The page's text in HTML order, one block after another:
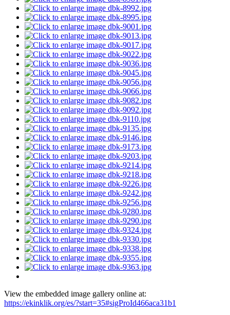
View the embedded image gallery online at:
https://ekinklik.org/es/?start=35#sigProId466aca31b1